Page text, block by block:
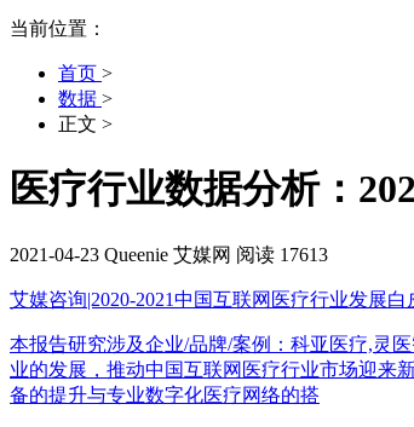
当前位置：
首页 >
数据 >
正文 >
医疗行业数据分析：
2021-04-23 Queenie 艾媒网 阅读 17613
艾媒咨询|2020-2021中国互联网医疗行业发展白
本报告研究涉及企业/品牌/案例：科亚医疗,灵
业的发展，推动中国互联网医疗行业市场迎来
备的提升与专业数字化医疗网络的搭